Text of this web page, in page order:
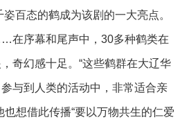
百态的鹤成为该剧的一大亮点。
在序幕和尾声中，30多种鹤类在
奇幻感十足。“这些鹤群在大辽华
与到人类的活动中，非常适合亲
也想借此传播“要以万物共生的仁爱